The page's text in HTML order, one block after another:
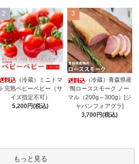
2
（冷蔵）ミニトマ
ト完熟ベビーベビー（サ
イズ指定不可）
5,200円(税込)
3
（冷蔵）青森県産
鴨ローススモーク ノー
マル（200g～300g）[ジ
ャパンフォアグラ]
3,700円(税込)
もっと見る